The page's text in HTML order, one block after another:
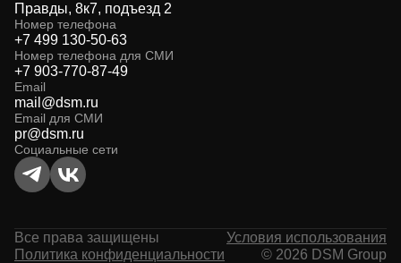
Правды, 8к7, подъезд 2
Номер телефона
+7 499 130-50-63
Номер телефона для СМИ
+7 903-770-87-49
Email
mail@dsm.ru
Email для СМИ
pr@dsm.ru
Социальные сети
Все права защищены
Условия использования
Политика конфиденциальности
© 2026 DSM Group